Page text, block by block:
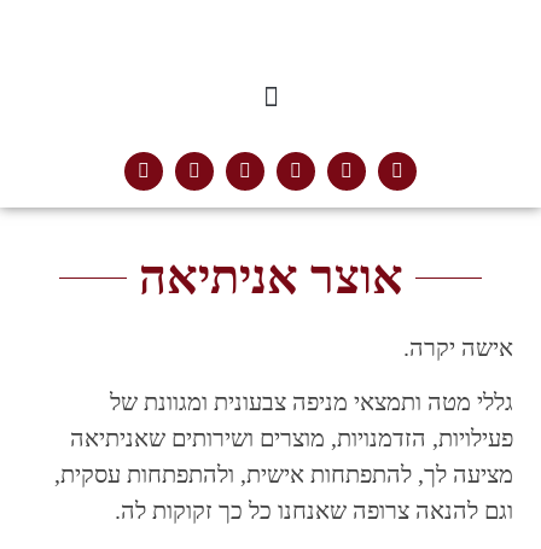
אוצר אניתיאה
אישה יקרה.
גללי מטה ותמצאי מניפה צבעונית ומגוונת של
פעילויות, הזדמנויות, מוצרים ושירותים שאניתיאה
מציעה לך, להתפתחות אישית, ולהתפתחות עסקית,
וגם להנאה צרופה שאנחנו כל כך זקוקות לה.